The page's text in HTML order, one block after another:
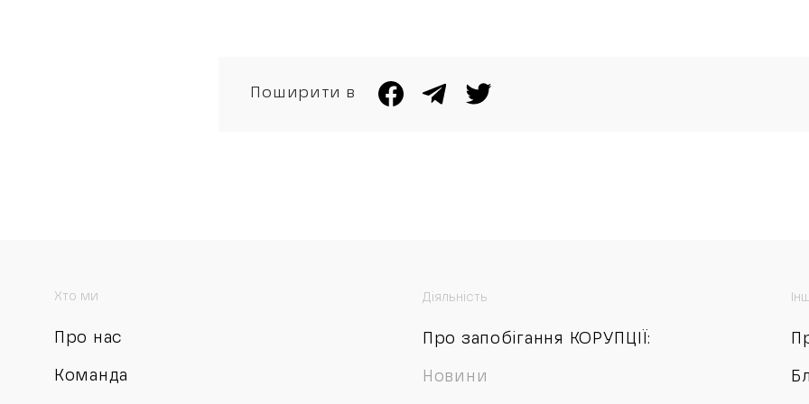
Поширити в
Хто ми
Про нас
Команда
Діяльність
Про запобігання КОРУПЦІЇ:
Новини